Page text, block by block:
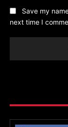
Save my
next time I